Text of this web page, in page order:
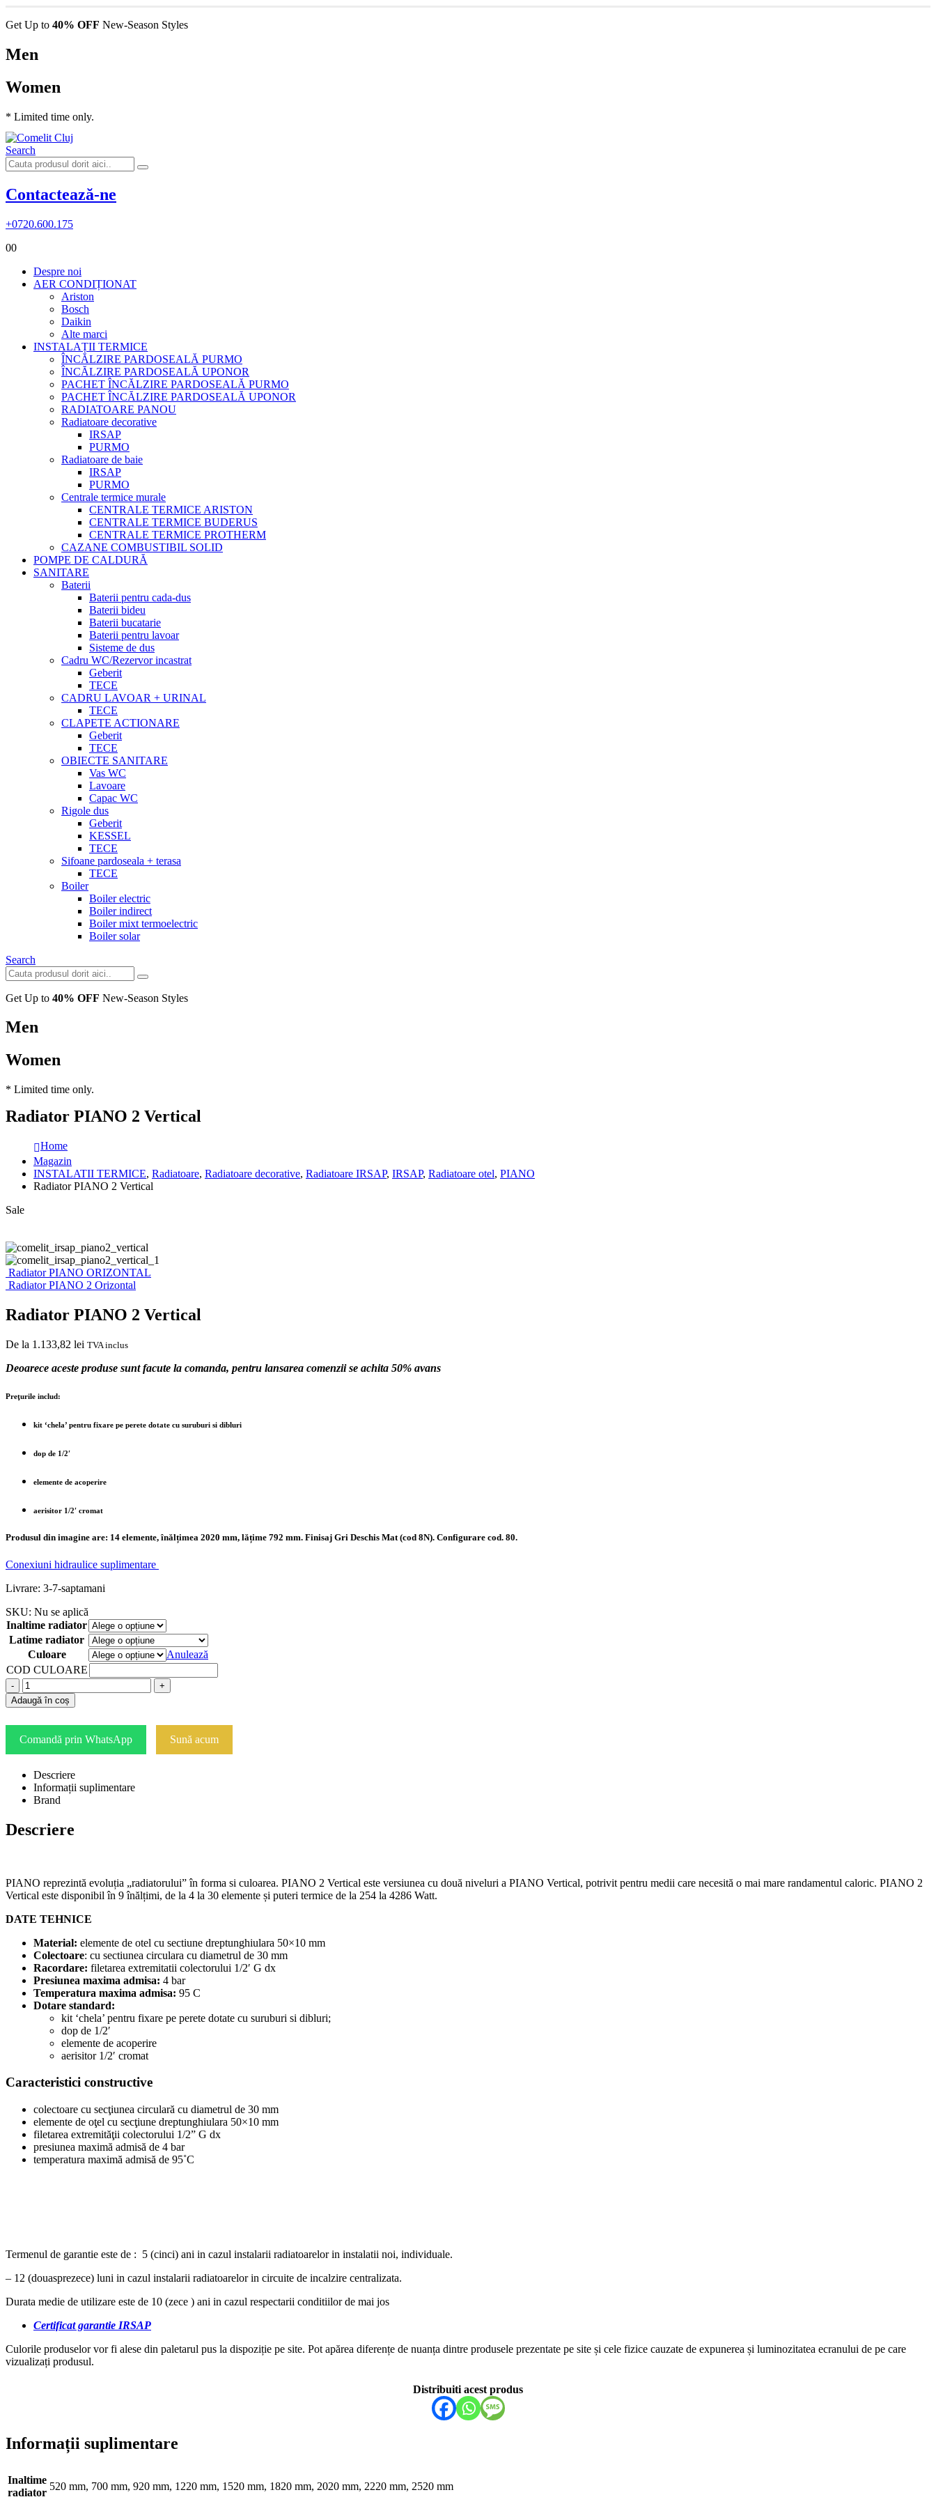
Get Up to 40% OFF New-Season Styles
Men
Women
* Limited time only.
Search
Contactează-ne
+0720.600.175
00
Despre noi
AER CONDIȚIONAT
Ariston
Bosch
Daikin
Alte marci
INSTALAȚII TERMICE
ÎNCĂLZIRE PARDOSEALĂ PURMO
ÎNCĂLZIRE PARDOSEALĂ UPONOR
PACHET ÎNCĂLZIRE PARDOSEALĂ PURMO
PACHET ÎNCĂLZIRE PARDOSEALĂ UPONOR
RADIATOARE PANOU
Radiatoare decorative
IRSAP
PURMO
Radiatoare de baie
IRSAP
PURMO
Centrale termice murale
CENTRALE TERMICE ARISTON
CENTRALE TERMICE BUDERUS
CENTRALE TERMICE PROTHERM
CAZANE COMBUSTIBIL SOLID
POMPE DE CALDURĂ
SANITARE
Baterii
Baterii pentru cada-dus
Baterii bideu
Baterii bucatarie
Baterii pentru lavoar
Sisteme de dus
Cadru WC/Rezervor incastrat
Geberit
TECE
CADRU LAVOAR + URINAL
TECE
CLAPETE ACTIONARE
Geberit
TECE
OBIECTE SANITARE
Vas WC
Lavoare
Capac WC
Rigole dus
Geberit
KESSEL
TECE
Sifoane pardoseala + terasa
TECE
Boiler
Boiler electric
Boiler indirect
Boiler mixt termoelectric
Boiler solar
Search
Get Up to 40% OFF New-Season Styles
Men
Women
* Limited time only.
Radiator PIANO 2 Vertical
Home
Magazin
INSTALATII TERMICE, Radiatoare, Radiatoare decorative, Radiatoare IRSAP, IRSAP, Radiatoare otel, PIANO
Radiator PIANO 2 Vertical
Sale
Radiator PIANO ORIZONTAL
Radiator PIANO 2 Orizontal
Radiator PIANO 2 Vertical
De la 1.133,82 lei TVA inclus
Deoarece aceste produse sunt facute la comanda, pentru lansarea comenzii se achita 50% avans
Preţurile includ:
kit ‘chela’ pentru fixare pe perete dotate cu suruburi si dibluri
dop de 1/2′
elemente de acoperire
aerisitor 1/2′ cromat
Produsul din imagine are: 14 elemente, înălțimea 2020 mm, lățime 792 mm. Finisaj Gri Deschis Mat (cod 8N). Configurare cod. 80.
Conexiuni hidraulice suplimentare
Livrare: 3-7-saptamani
SKU: Nu se aplică
Inaltime radiator
Latime radiator
Culoare
Anulează
COD CULOARE
-
+
Adaugă în coș
Comandă prin WhatsApp Sună acum
Descriere
Informații suplimentare
Brand
Descriere
PIANO reprezintă evoluția „radiatorului” în forma si culoarea. PIANO 2 Vertical este versiunea cu două niveluri a PIANO Vertical, potrivit pentru medii care necesită o mai mare randamentul caloric. PIANO 2
Vertical este disponibil în 9 înălțimi, de la 4 la 30 elemente și puteri termice de la 254 la 4286 Watt.
DATE TEHNICE
Material: elemente de otel cu sectiune dreptunghiulara 50×10 mm
Colectoare: cu sectiunea circulara cu diametrul de 30 mm
Racordare: filetarea extremitatii colectorului 1/2′ G dx
Presiunea maxima admisa: 4 bar
Temperatura maxima admisa: 95 C
Dotare standard:
kit ‘chela’ pentru fixare pe perete dotate cu suruburi si dibluri;
dop de 1/2′
elemente de acoperire
aerisitor 1/2′ cromat
Caracteristici constructive
colectoare cu secţiunea circulară cu diametrul de 30 mm
elemente de oţel cu secţiune dreptunghiulara 50×10 mm
filetarea extremităţii colectorului 1/2” G dx
presiunea maximă admisă de 4 bar
temperatura maximă admisă de 95˚C
Termenul de garantie este de : 5 (cinci) ani in cazul instalarii radiatoarelor in instalatii noi, individuale.
– 12 (douasprezece) luni in cazul instalarii radiatoarelor in circuite de incalzire centralizata.
Durata medie de utilizare este de 10 (zece ) ani in cazul respectarii conditiilor de mai jos
Certificat garantie IRSAP
Culorile produselor vor fi alese din paletarul pus la dispoziție pe site. Pot apărea diferențe de nuanța dintre produsele prezentate pe site și cele fizice cauzate de expunerea și luminozitatea ecranului de pe care
vizualizați produsul.
Distribuiti acest produs
Informații suplimentare
Inaltime
radiator
520 mm, 700 mm, 920 mm, 1220 mm, 1520 mm, 1820 mm, 2020 mm, 2220 mm, 2520 mm